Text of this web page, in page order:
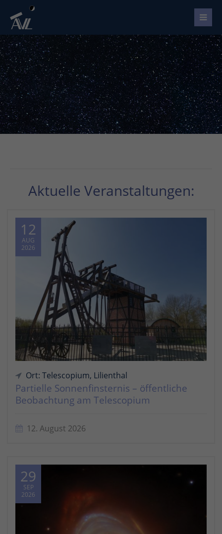
Aktuelle Veranstaltungen:
12
AUG
2026
Ort: Telescopium, Lilienthal
Partielle Sonnenfinsternis – öffentliche
Beobachtung am Telescopium
12. August 2026
29
SEP
2026